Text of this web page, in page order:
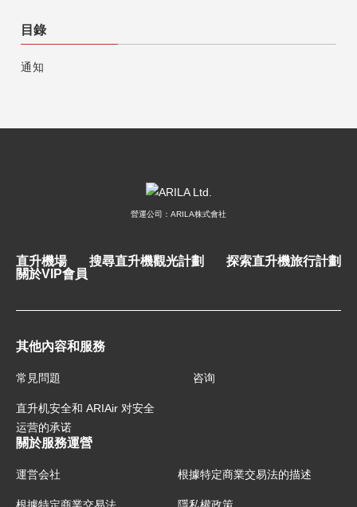
目錄
通知
營運公司：ARILA株式會社
直升機場 搜尋直升機觀光計劃
探索直升機旅行計劃
關於VIP會員
其他內容和服務
常見問題 咨询
直升机安全和 ARIAir 对安全
运营的承诺
關於服務運營
運営会社 根據特定商業交易法的描述
根據特定商業交易法 隱私權政策